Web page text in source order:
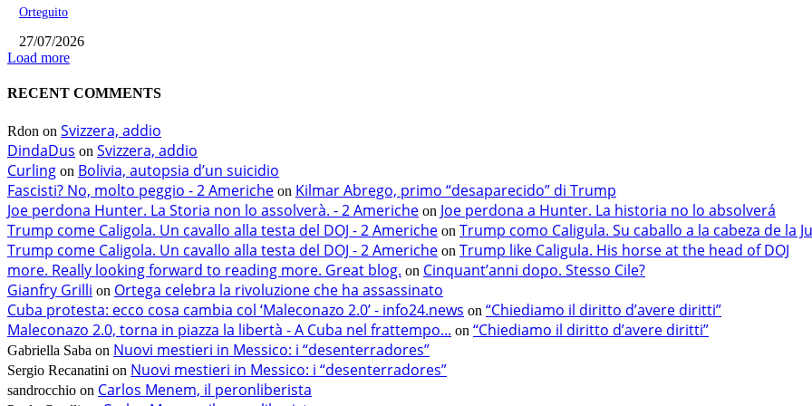
Orteguito
27/07/2026
Load more
RECENT COMMENTS
Rdon on Svizzera, addio
DindaDus on Svizzera, addio
Curling on Bolivia, autopsia d’un suicidio
Fascisti? No, molto peggio - 2 Americhe on Kilmar Abrego, primo “desaparecido” di Trump
Joe perdona Hunter. La Storia non lo assolverà. - 2 Americhe on Joe perdona a Hunter. La historia no lo absolverá
Trump come Caligola. Un cavallo alla testa del DOJ - 2 Americhe on Trump como Caligula. Su caballo a la cabeza de la
Trump come Caligola. Un cavallo alla testa del DOJ - 2 Americhe on Trump like Caligula. His horse at the head of DOJ
more. Really looking forward to reading more. Great blog. on Cinquant’anni dopo. Stesso Cile?
Gianfry Grilli on Ortega celebra la rivoluzione che ha assassinato
Cuba protesta: ecco cosa cambia col ‘Maleconazo 2.0’ - info24.news on “Chiediamo il diritto d’avere diritti”
Maleconazo 2.0, torna in piazza la libertà - A Cuba nel frattempo... on “Chiediamo il diritto d’avere diritti”
Gabriella Saba on Nuovi mestieri in Messico: i “desenterradores”
Sergio Recanatini on Nuovi mestieri in Messico: i “desenterradores”
sandrocchio on Carlos Menem, il peronliberista